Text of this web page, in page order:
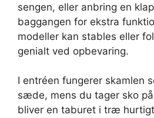
sengen, eller anbring en
baggangen for ekstra
modeller kan stables eller
genialt ved opbevaring.
I entréen fungerer skamlen
sæde, mens du tager sko
bliver en taburet i træ